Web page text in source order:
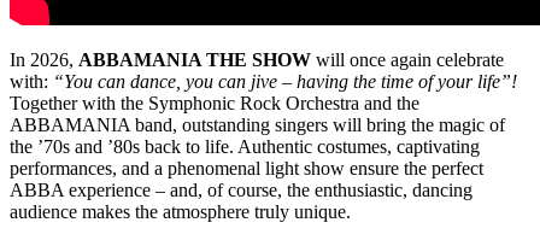
In 2026, ABBAMANIA THE SHOW will once again celebrate
with: “You can dance, you can jive – having the time of your life”!
Together with the Symphonic Rock Orchestra and the
ABBAMANIA band, outstanding singers will bring the magic of
the ’70s and ’80s back to life. Authentic costumes, captivating
performances, and a phenomenal light show ensure the perfect
ABBA experience – and, of course, the enthusiastic, dancing
audience makes the atmosphere truly unique.